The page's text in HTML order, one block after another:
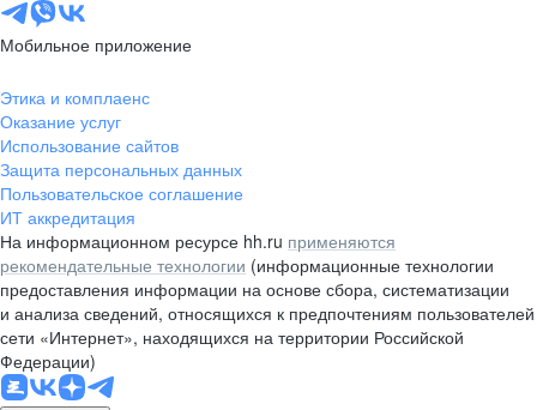
Мобильное приложение
Этика и комплаенс
Оказание услуг
Использование сайтов
Защита персональных данных
Пользовательское соглашение
ИТ аккредитация
На информационном ресурсе hh.ru применяются
рекомендательные технологии (информационные технологии
предоставления информации на основе сбора, систематизации
и анализа сведений, относящихся к предпочтениям пользователей
сети «Интернет», находящихся на территории Российской
Федерации)